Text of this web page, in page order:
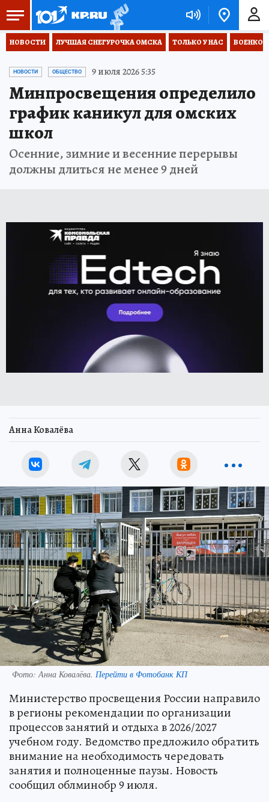
НОВОСТИ ЛУЧШАЯ СНЕГУРОЧКА ОМСКА ТОЛЬКО У НАС
НОВОСТИ ОБЩЕСТВО 9 июля 2026 5:35
Минпросвещения определило
график каникул для омских
школ
Осенние, зимние и весенние перерывы
должны длиться не менее 9 дней
Анна Ковалёва
Фото: Анна Ковалёва. Перейти в Фотобанк КП
Министерство просвещения России направило
в регионы рекомендации по организации
процессов занятий и отдыха в 2026/2027
учебном году. Ведомство предложило обратить
внимание на необходимость чередовать
занятия и полноценные паузы. Новость
сообщил облминобр 9 июля.